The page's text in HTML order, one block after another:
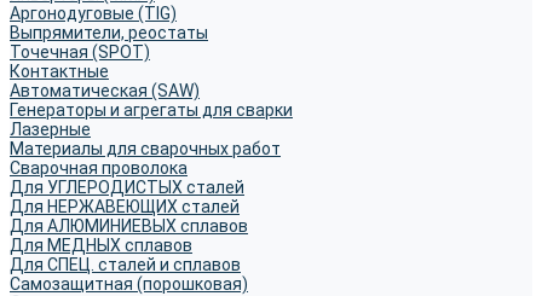
Аргонодуговые (TIG)
Выпрямители, реостаты
Точечная (SPOT)
Контактные
Автоматическая (SAW)
Генераторы и агрегаты для сварки
Лазерные
Материалы для сварочных работ
Сварочная проволока
Для УГЛЕРОДИСТЫХ сталей
Для НЕРЖАВЕЮЩИХ сталей
Для АЛЮМИНИЕВЫХ сплавов
Для МЕДНЫХ сплавов
Для СПЕЦ. сталей и сплавов
Самозащитная (порошковая)